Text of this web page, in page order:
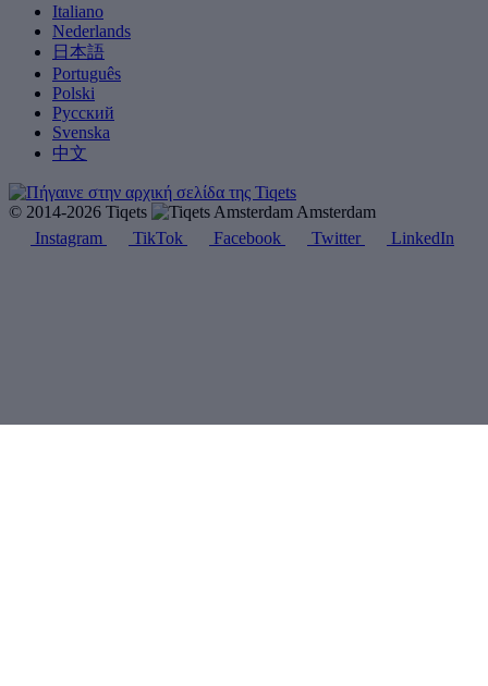
Italiano
Nederlands
日本語
Português
Polski
Русский
Svenska
中文
© 2014-2026 Tiqets
Amsterdam
Instagram
TikTok Facebook Twitter LinkedIn